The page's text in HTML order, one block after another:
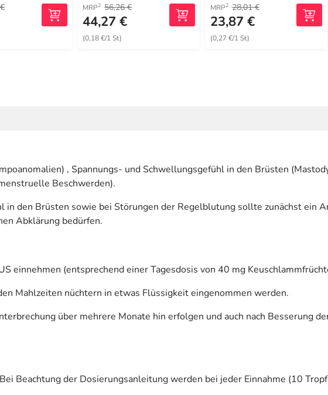
MRP2 56,26 €
44,27 €
(0,18 €/1 St)
MRP2 28,01 €
23,87 €
(0,27 €/1 St)
, Spannungs- und Schwellungsgefühl in den Brüsten
Beschwerden).
den Brüsten sowie bei Störungen der Regelblutung sollte zunächst ein
Abklärung bedürfen.
einnehmen (entsprechend einer Tagesdosis von 40 mg
Mahlzeiten nüchtern in etwas Flüssigkeit eingenommen werden.
über mehrere Monate hin erfolgen und auch nach Besserung
Beachtung der Dosierungsanleitung werden bei jeder Einnahme (10